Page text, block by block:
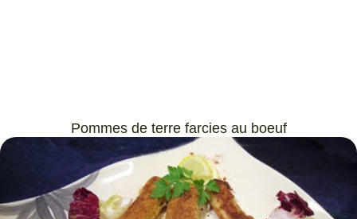
Pommes de terre farcies au boeuf